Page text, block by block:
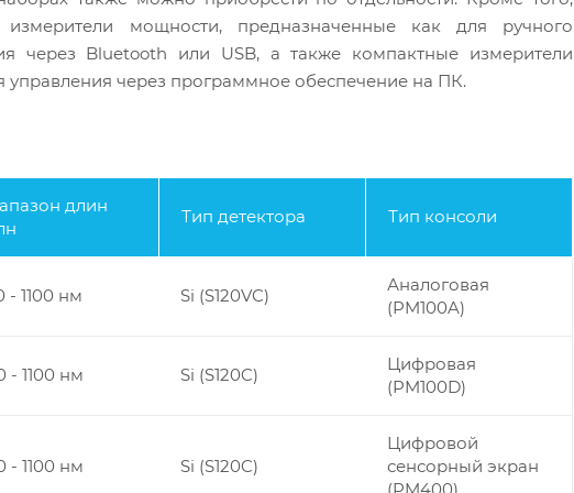
мощности, предназначенные как для ручного
через Bluetooth или USB, а также компактные измерители
через программное обеспечение на ПК.
длин
Тип детектора Тип консоли
- 1100 нм Si (S120VC)
Аналоговая
(PM100A)
- 1100 нм Si (S120C)
Цифровая
(PM100D)
- 1100 нм Si (S120C)
Цифровой
сенсорный экран
(PM400)